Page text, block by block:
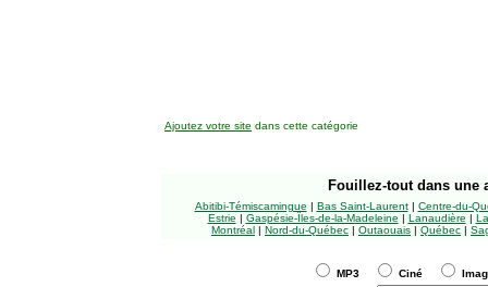
Ajoutez votre site dans cette catégorie
Fouillez-tout dans une
Abitibi-Témiscamingue | Bas Saint-Laurent| Centre-du-
Estrie | Gaspésie-Îles-de-la-Madeleine | Lanaudière |
Montréal | Nord-du-Québec | Outaouais | Québec |
MP3 Ciné